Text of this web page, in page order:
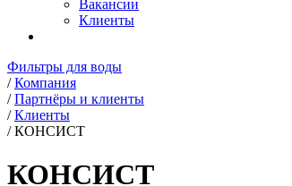
Вакансии
Клиенты
Фильтры для воды
/ Компания
/ Партнёры и клиенты
/ Клиенты
/ КОНСИСТ
КОНСИСТ